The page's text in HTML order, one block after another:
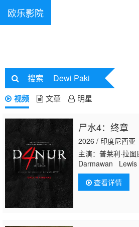
欧乐影院
搜索 Dewi Paki
视频 文章 明星
尸水4：终章
2026 / 印度尼西亚
主演：普莱利·拉
Darmawan
Fauzan Ayden
Dheno Dian
Devialdy Fajar
查看详情